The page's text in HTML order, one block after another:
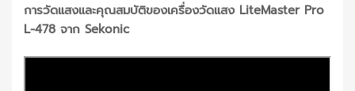
การวัดแสงและคุณสมบัติของเครื่องวัดแสง LiteMaster Pro
L-478 จาก Sekonic